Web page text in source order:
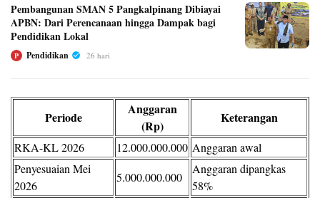
Pembangunan SMAN 5 Pangkalpinang Dibiayai
APBN: Dari Perencanaan hingga Dampak bagi
Pendidikan Lokal
P Pendidikan 26 hari
Periode
Anggaran
(Rp)
Keterangan
RKA-KL 2026 12.000.000.000 Anggaran awal
Penyesuaian Mei
2026
5.000.000.000
Anggaran dipangkas
58%